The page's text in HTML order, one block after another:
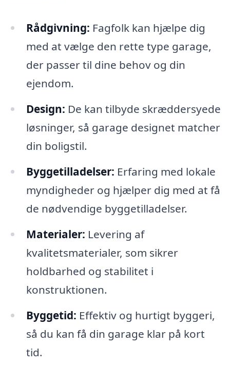
Rådgivning: Fagfolk kan hjælpe dig
med at vælge den rette type garage,
der passer til dine behov og din
ejendom.
Design: De kan tilbyde skræddersyede
løsninger, så garage designet matcher
din boligstil.
Byggetilladelser: Erfaring med lokale
myndigheder og hjælper dig med at få
de nødvendige byggetilladelser.
Materialer: Levering af
kvalitetsmaterialer, som sikrer
holdbarhed og stabilitet i
konstruktionen.
Byggetid: Effektiv og hurtigt byggeri,
så du kan få din garage klar på kort
tid.